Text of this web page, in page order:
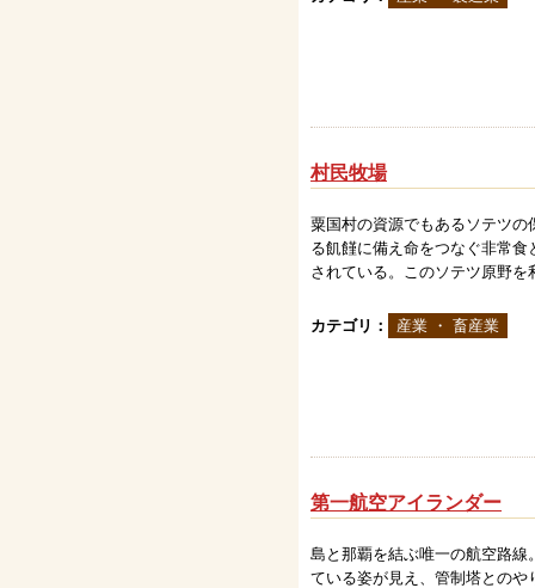
村民牧場
粟国村の資源でもあるソテツ
る飢饉に備え命をつなぐ非常
されている。このソテツ原野を
カテゴリ： 産業 ・ 畜産業
第一航空アイランダー
島と那覇を結ぶ唯一の航空路
ている姿が見え、管制塔との